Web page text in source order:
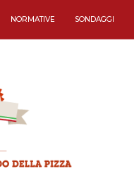
NORMATIVE SONDAGGI